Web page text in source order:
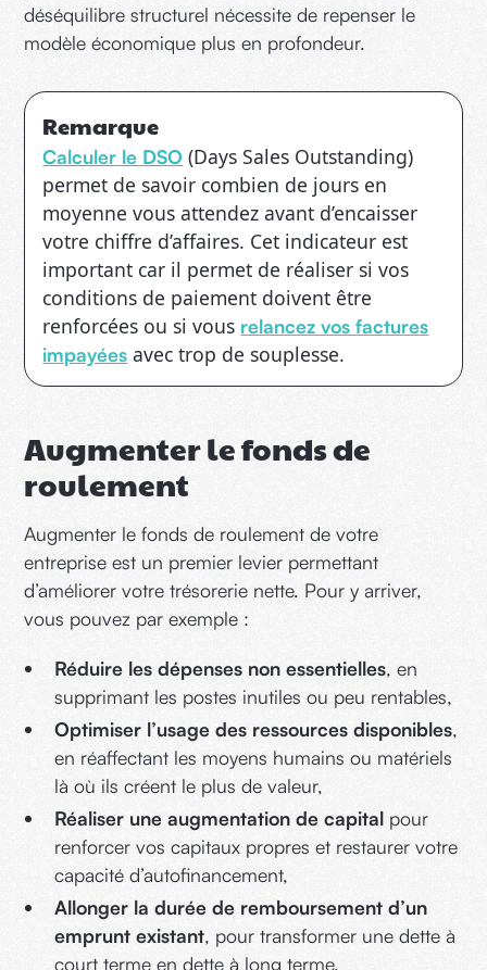
déséquilibre structurel nécessite de repenser le
modèle économique plus en profondeur.
Remarque
Calculer le DSO (Days Sales Outstanding)
permet de savoir combien de jours en
moyenne vous attendez avant d’encaisser
votre chiffre d’affaires. Cet indicateur est
important car il permet de réaliser si vos
conditions de paiement doivent être
renforcées ou si vous relancez vos factures
impayées avec trop de souplesse.
Augmenter le fonds de
roulement
Augmenter le fonds de roulement de votre
entreprise est un premier levier permettant
d’améliorer votre trésorerie nette. Pour y arriver,
vous pouvez par exemple :
Réduire les dépenses non essentielles, en
supprimant les postes inutiles ou peu rentables,
Optimiser l’usage des ressources disponibles,
en réaffectant les moyens humains ou matériels
là où ils créent le plus de valeur,
Réaliser une augmentation de capital pour
renforcer vos capitaux propres et restaurer votre
capacité d’autofinancement,
Allonger la durée de remboursement d’un
emprunt existant, pour transformer une dette à
court terme en dette à long terme,